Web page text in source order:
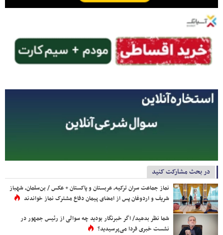
در بحث مشارکت کنید
نماز جماعت سران ترکیه، عربستان و پاکستان + عکس / بن‌سلمان، شهباز
شریف و اردوغان پس از امضای پیمان دفاع مشترک نماز خواندند
شما نظر بدهید/ اگر خبرنگار بودید چه سوالی از رئیس جمهور در
نشست خبری فردا می‌پرسیدید؟